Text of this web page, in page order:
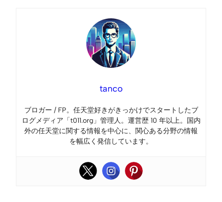
tanco
ブロガー / FP。任天堂好きがきっかけでスタートしたブ
ログメディア「t011.org」管理人。運営歴 10 年以上。国内
外の任天堂に関する情報を中心に、関心ある分野の情報
を幅広く発信しています。